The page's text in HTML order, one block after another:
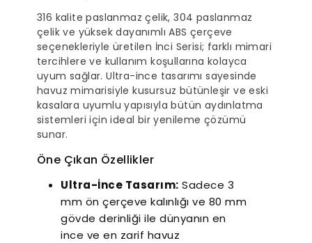
316 kalite paslanmaz çelik, 304 paslanmaz
çelik ve yüksek dayanımlı ABS çerçeve
seçenekleriyle üretilen İnci Serisi; farklı mimari
tercihlere ve kullanım koşullarına kolayca
uyum sağlar. Ultra-ince tasarımı sayesinde
havuz mimarisiyle kusursuz bütünleşir ve eski
kasalara uyumlu yapısıyla bütün aydınlatma
sistemleri için ideal bir yenileme çözümü
sunar.
Öne Çıkan Özellikler
Ultra-İnce Tasarım: Sadece 3
mm ön çerçeve kalınlığı ve 80 mm
gövde derinliği ile dünyanın en
ince ve en zarif havuz
Sessiz Nozbart
Pompalar
Filtre Seçiminde